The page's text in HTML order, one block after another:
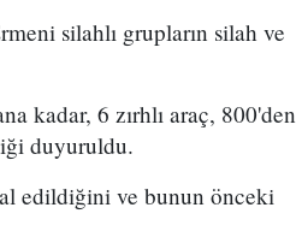
silahlı grupların silah ve
kadar, 6 zırhlı araç, 800'den
duyuruldu.
edildiğini ve bunun önceki